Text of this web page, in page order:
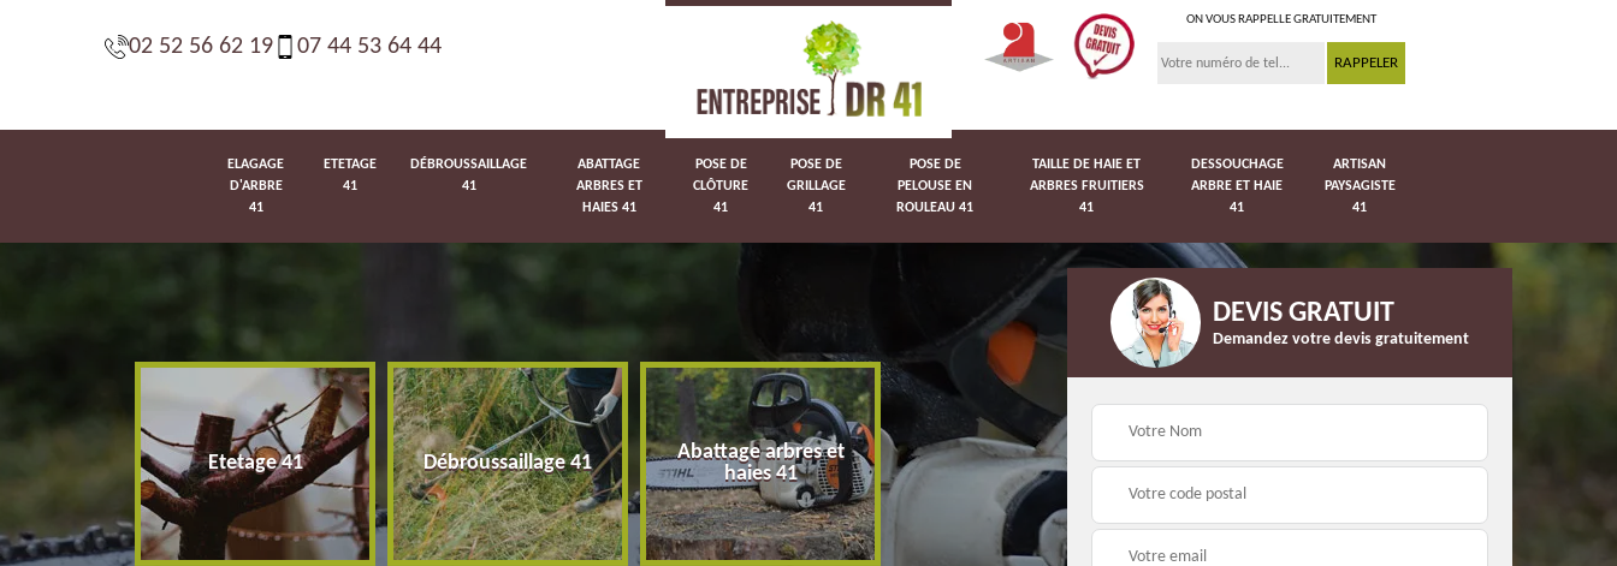
02 52 56 62 19 07 44 53 64 44
ON VOUS RAPPELLE GRATUITEMENT
ELAGAGE
D'ARBRE
41
ETETAGE
41
DÉBROUSSAILLAGE
41
ABATTAGE
ARBRES ET
HAIES 41
POSE DE
CLÔTURE
41
POSE DE
GRILLAGE
41
POSE DE
PELOUSE EN
ROULEAU 41
TAILLE DE HAIE ET
ARBRES FRUITIERS
41
DESSOUCHAGE
ARBRE ET HAIE
41
ARTISAN
PAYSAGISTE
41
Etetage 41 Débroussaillage 41
Abattage arbres et
haies 41
Pose de clôture 41 Pose de grillage 41
Pose de pelouse en
rouleau 41
DEVIS GRATUIT
Demandez votre devis gratuitement